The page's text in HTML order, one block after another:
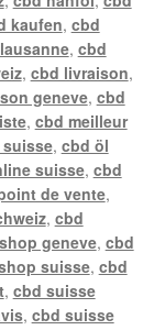
kaufen, cbd
, cbd
, cbd livraison,
geneve, cbd
, cbd meilleur
, cbd öl
suisse, cbd
de vente,
, cbd
geneve, cbd
suisse, cbd
, cbd suisse
, cbd suisse